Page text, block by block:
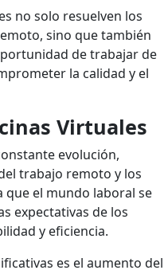
no solo resuelven los
sino que también
de trabajar de
la calidad y el
Virtuales
evolución,
trabajo remoto y los
que el mundo laboral se
expectativas de los
y eficiencia.
es el aumento del